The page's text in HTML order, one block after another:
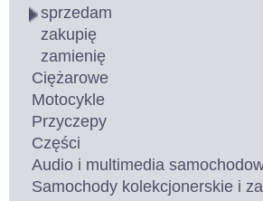
sprzedam
zakupię
zamienię
Ciężarowe
Motocykle
Przyczepy
Części
Audio i multimedia
Samochody kolekcjonerskie i